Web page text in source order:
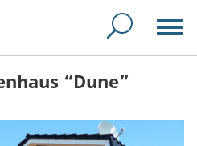
“Dune”